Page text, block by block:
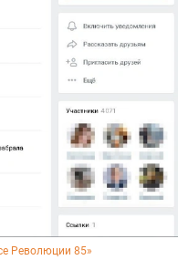
Революции 85»